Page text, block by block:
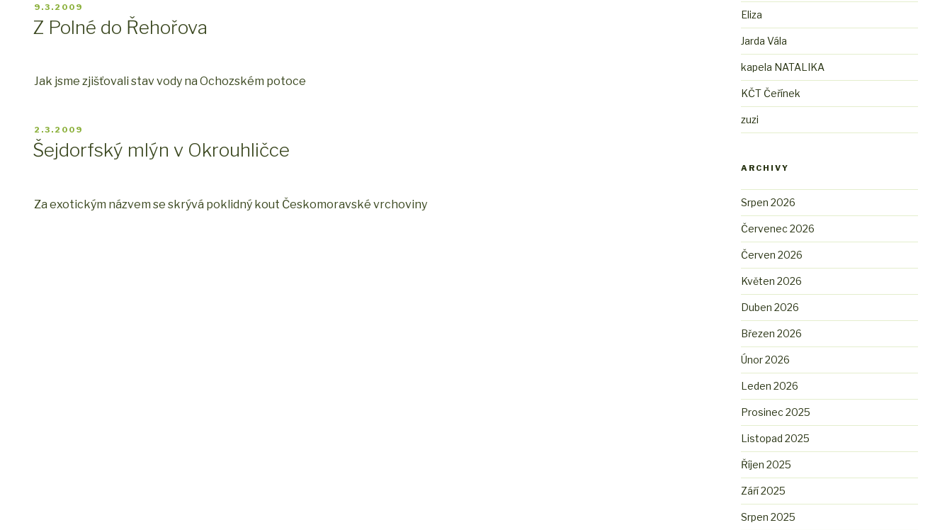
PUBLIKOVÁNO
9.3.2009
Z Polné do Řehořova
Jak jsme zjišťovali stav vody na Ochozském potoce
PUBLIKOVÁNO
2.3.2009
Šejdorfský mlýn v Okrouhličce
Za exotickým názvem se skrývá poklidný kout Českomoravské vrchoviny
Eliza
Jarda Vála
kapela NATALIKA
KČT Čeřínek
zuzi
ARCHIVY
Srpen 2026
Červenec 2026
Červen 2026
Květen 2026
Duben 2026
Březen 2026
Únor 2026
Leden 2026
Prosinec 2025
Listopad 2025
Říjen 2025
Září 2025
Srpen 2025